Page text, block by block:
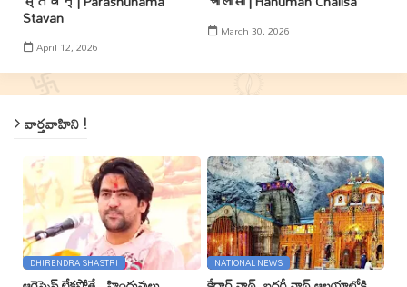
Stavan
April 12, 2026
March 30, 2026
వార్తవాహిని !
DHIRENDRA SHASTRI NATIONAL NEWS